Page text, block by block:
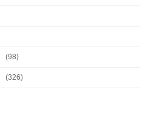
(98)
(326)